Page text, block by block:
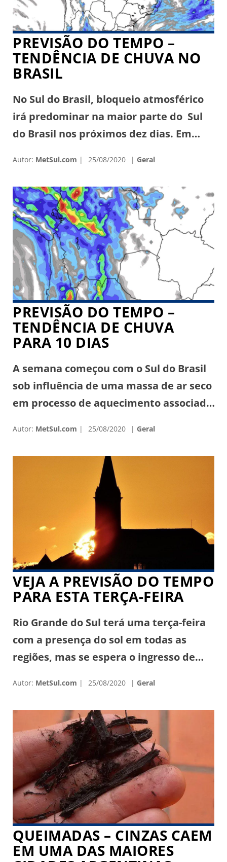
PREVISÃO DO TEMPO –
TENDÊNCIA DE CHUVA NO
BRASIL
No Sul do Brasil, bloqueio atmosférico
irá predominar na maior parte do Sul
do Brasil nos próximos dez dias. Em
seco com baixa umidade e o calor
aumentando gradativamente pelo
Oeste. A atmosfera muito seca com ar
quente e seco favorece maior
incidência de queimadas. No Rio
Grande do […]
Autor: MetSul.com 25/08/2020 Geral
PREVISÃO DO TEMPO –
TENDÊNCIA DE CHUVA
PARA 10 DIAS
A semana começou com o Sul do Brasil
sob influência de uma massa de ar seco
em processo de aquecimento associada
chuva para parte da região.
Instabilidade é prevista no Rio Grande
do Sul na segunda metade da semana.
O mapa acima do modelo canadense
Autor: MetSul.com 25/08/2020 Geral
VEJA A PREVISÃO DO TEMPO
PARA ESTA TERÇA-FEIRA
Rio Grande do Sul terá uma terça-feira
com a presença do sol em todas as
regiões, mas se espera o ingresso de
nebulosidade no Centro, no Oeste e no
Sul gaúcho. Em pontos da fronteira com
o Uruguai, da Campanha e do Sul existe
até a possibilidade de chuva fraca […]
Autor: MetSul.com 25/08/2020 Geral
QUEIMADAS – CINZAS CAEM
EM UMA DAS MAIORES